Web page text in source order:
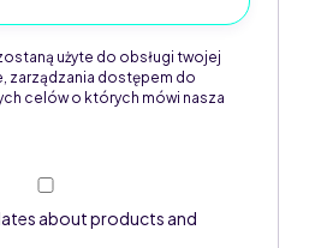
użyte do obsługi twojej
zarządzania dostępem do
celów o których mówi nasza
about products and